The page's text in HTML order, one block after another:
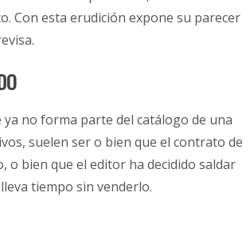
Con esta erudición expone su parecer
ya no forma parte del catálogo de una
suelen ser o bien que el contrato de
o bien que el editor ha decidido saldar
tiempo sin venderlo.